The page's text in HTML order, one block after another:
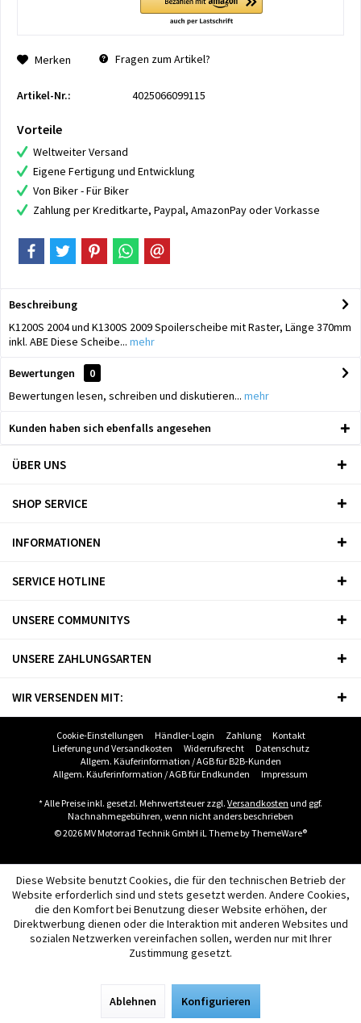
Merken Fragen zum Artikel?
Artikel-Nr.: 4025066099115
Vorteile
Weltweiter Versand
Eigene Fertigung und Entwicklung
Von Biker - Für Biker
Zahlung per Kreditkarte, Paypal, AmazonPay oder Vorkasse
Beschreibung
K1200S 2004 und K1300S 2009 Spoilerscheibe mit Raster, Länge 370mm
inkl. ABE Diese Scheibe... mehr
Bewertungen
0
Bewertungen lesen, schreiben und diskutieren... mehr
Kunden haben sich ebenfalls angesehen
ÜBER UNS
SHOP SERVICE
INFORMATIONEN
SERVICE HOTLINE
UNSERE COMMUNITYS
UNSERE ZAHLUNGSARTEN
WIR VERSENDEN MIT:
Cookie-Einstellungen Händler-Login Zahlung
Kontakt
Lieferung und Versandkosten
Widerrufsrecht
Datenschutz
Allgem. Käuferinformation / AGB für B2B-Kunden
Allgem. Käuferinformation / AGB für Endkunden
Impressum
* Alle Preise inkl. gesetzl. Mehrwertsteuer zzgl. Versandkosten und ggf.
Nachnahmegebühren, wenn nicht anders beschrieben
© 2026 MV Motorrad Technik GmbH iL Theme byThemeWare®
Diese Website benutzt Cookies, die für den technischen Betrieb der
Website erforderlich sind und stets gesetzt werden. Andere Cookies,
die den Komfort bei Benutzung dieser Website erhöhen, der
Direktwerbung dienen oder die Interaktion mit anderen Websites und
sozialen Netzwerken vereinfachen sollen, werden nur mit Ihrer
Zustimmung gesetzt.
Ablehnen Konfigurieren